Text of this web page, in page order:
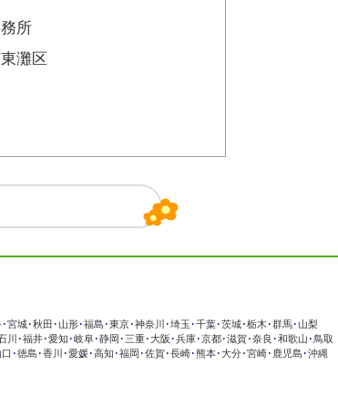
所
灘区
･宮城･秋田 ･ 山形･福島 ･東京･神奈川 ･埼玉 ･千葉･茨城･栃木 ･群馬･ 山梨
川 ･福井･愛知 ･岐阜･静岡 ･ 三重･大阪 ･兵庫･京都･滋賀･奈良 ･和歌山 ･ 鳥取
･徳島 ･香川 ･愛媛･高知 ･福岡 ･佐賀･長崎･熊本･大分･宮崎･ 鹿児島 ･沖縄